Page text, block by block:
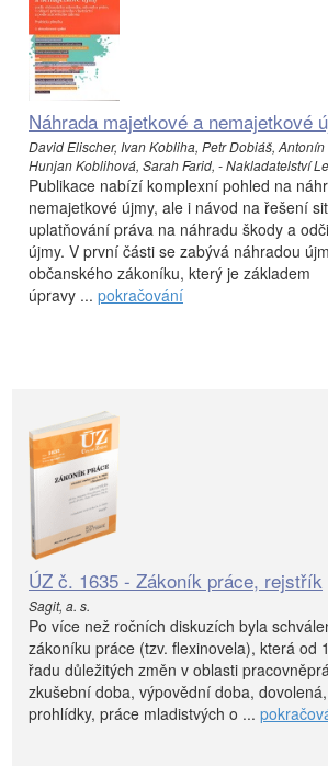
Náhrada majetkové a nemajetkové
David Elischer, Ivan Kobliha, Petr Dobiáš,
Hunjan Koblihová, Sarah Farid, - Nakladatelství
Publikace nabízí komplexní pohled na
nemajetkové újmy, ale i návod na řešení
uplatňování práva na náhradu škody a
újmy. V první části se zabývá náhradou
občanského zákoníku, který je základem
úpravy ... pokračování
ÚZ č. 1635 - Zákoník práce, rejstřík
Sagit, a. s.
Po více než ročních diskuzích byla
zákoníku práce (tzv. flexinovela), která od
řadu důležitých změn v oblasti
zkušební doba, výpovědní doba,
prohlídky, práce mladistvých o ...